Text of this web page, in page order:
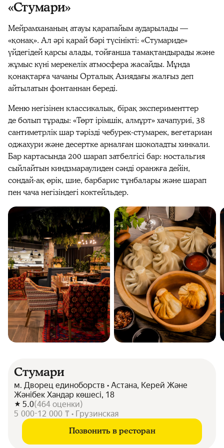
«Стумари»
Мейрамхананың атауы қарапайым аударылады —
«қонақ». Ал әрі қарай бәрі түсінікті: «Стумариде»
үйдегідей қарсы алады, тойғанша тамақтандырады және
жұмыс күні мерекелік атмосфера жасайды. Мұнда
қонақтарға чачаны Орталық Азиядағы жалғыз деп
айтылатын фонтаннан береді.
Меню негізінен классикалық, бірақ эксперименттер
де болып тұрады: «Төрт ірімшік, алмұрт» хачапуриі, 38
сантиметрлік шар тәрізді чебурек-стумарек, вегетариан
оджахури және десертке арналған шоколадты хинкали.
Бар картасында 200 шарап затбелгісі бар: ностальгия
сыйлайтын киндзмараулиден сәнді оранжға дейін,
сондай-ақ өрік, шие, барбарис тұнбалары және шарап
пен чача негізіндегі коктейльдер.
Стумари
м. Дворец единоборств • Астана, Керей Және
Жәнібек Хандар көшесі, 18
5.0(464 оценки)
5 000-12 000 ₸ • Грузинская
Позвонить в ресторан